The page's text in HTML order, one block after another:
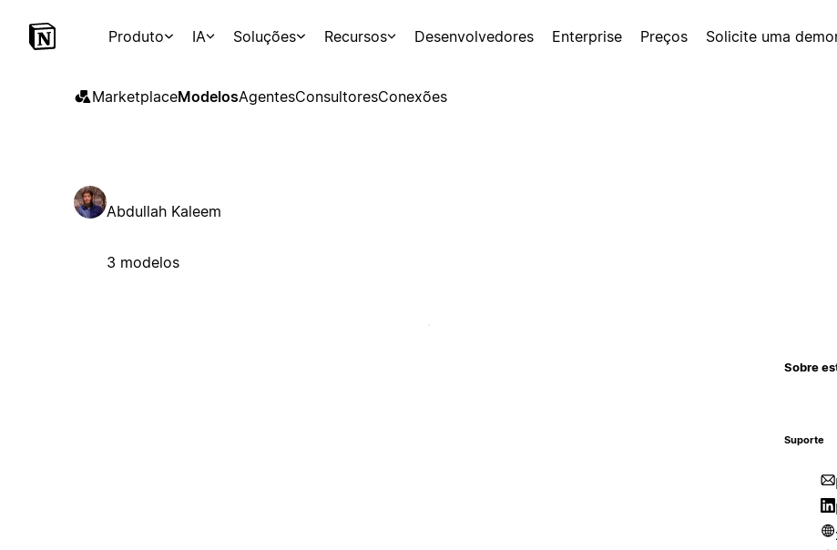
Produto IA Soluções Recursos Desenvolvedores Enterprise Preços Solicite uma
MarketplaceModelosAgentesConsultoresConexões
Abdullah Kaleem
3 modelos
Sobre
Suporte